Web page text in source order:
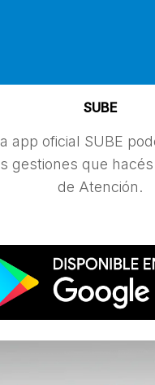
SUBE
app oficial SUBE
gestiones que
de Atención.